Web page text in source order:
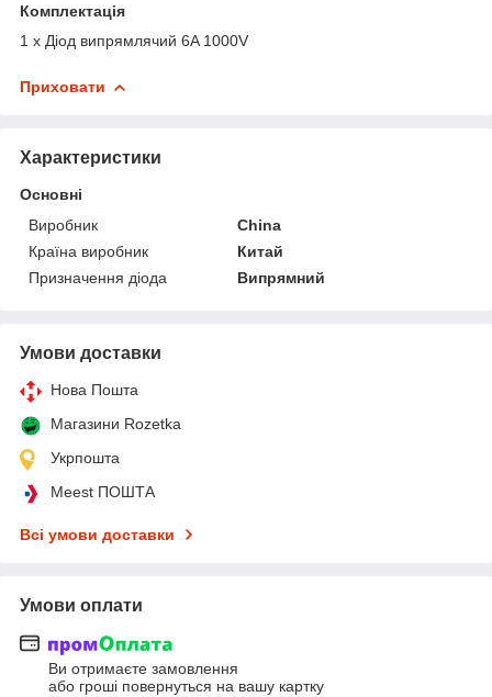
Комплектація
1 x Діод випрямлячий 6A 1000V
Приховати
Характеристики
Основні
Виробник
China
Країна виробник
Китай
Призначення діода
Випрямний
Умови доставки
Нова Пошта
Магазини Rozetka
Укрпошта
Meest ПОШТА
Всі умови доставки
Умови оплати
Ви отримаєте замовлення
або гроші повернуться на вашу картку